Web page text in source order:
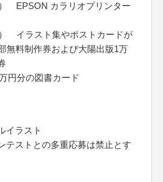
EPSON カラリオプリンター
イラスト集やポストカードが
無料制作券および大陽出版1万
円分の図書カード
イラスト
テストとの多重応募は禁止とす